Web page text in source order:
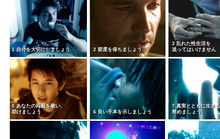
1 自分を大切にしましょう 2 節度を保ちましょう
3 乱れた性生活を
送ってはいけません
5 あなたの両親を敬い、
助けましょう
6 良い手本を示しましょう
7 真実とともに生き
努めましょう